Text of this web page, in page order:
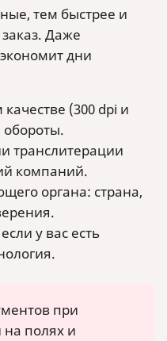
тем быстрее и
Даже
дни
(300 dpi и
транслитерации
компаний.
органа: страна,
у вас есть
при
на полях и